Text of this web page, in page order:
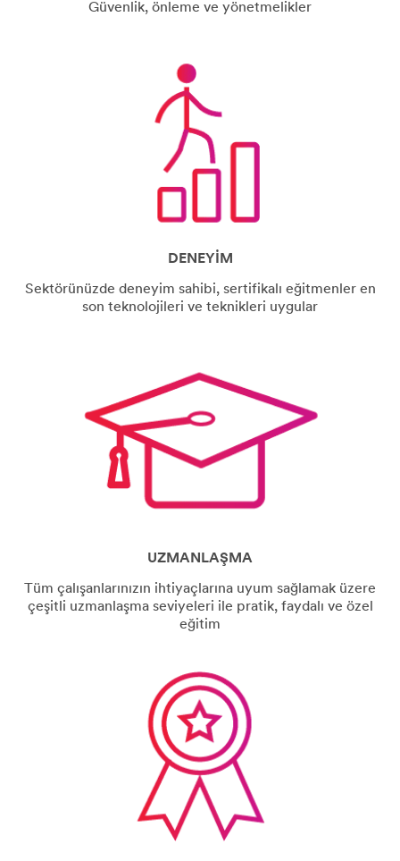
Güvenlik, önleme ve yönetmelikler
DENEYİM
Sektörünüzde deneyim sahibi, sertifikalı eğitmenler en
son teknolojileri ve teknikleri uygular
UZMANLAŞMA
Tüm çalışanlarınızın ihtiyaçlarına uyum sağlamak üzere
çeşitli uzmanlaşma seviyeleri ile pratik, faydalı ve özel
eğitim